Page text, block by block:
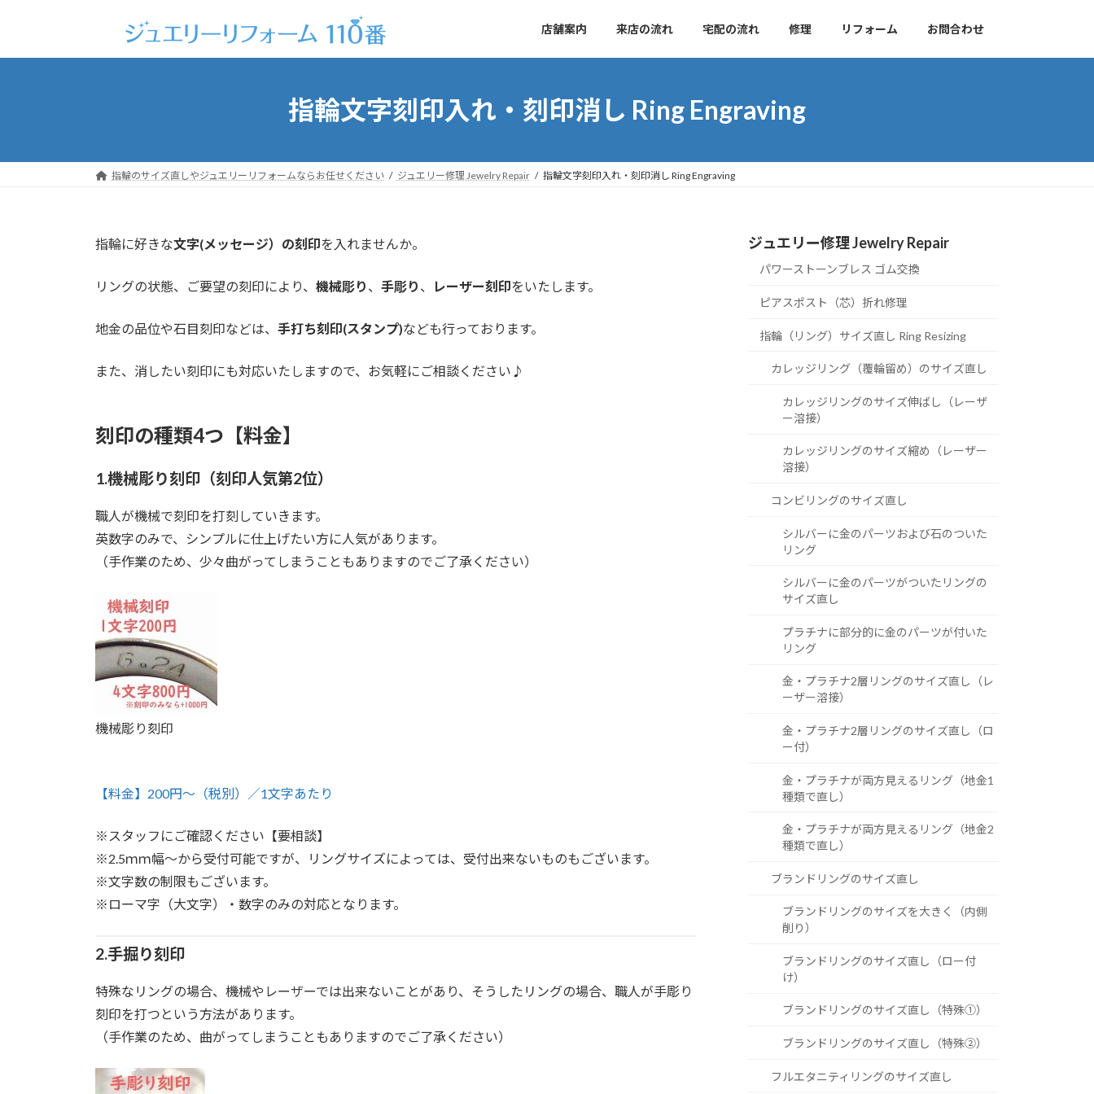
ッ
移
店舗案内 来店の流れ 宅配の流れ 修理 リフォーム お問合わせ
指輪文字刻印入れ・刻印消し Ring Engraving
指輪のサイズ直しやジュエリーリフォームならお任せください ジュエリー修理 Jewelry Repair 指輪文字刻印入れ・刻印消し Ring Engraving
指輪に好きな文字(メッセージ）の刻印を入れませんか。
リングの状態、ご要望の刻印により、 機械彫り 、 手彫り 、 レーザー刻印をいたします。
地金の品位や石目刻印などは、 手打ち刻印(スタンプ)なども行っております。
また、消したい刻印にも対応いたしますので、お気軽にご相談ください♪
刻印の種類4つ【料金】
1.機械彫り刻印（刻印人気第2位）
職人が機械で刻印を打刻していきます。
英数字のみで、シンプルに仕上げたい方に人気があります。
（手作業のため、少々曲がってしまうこともありますのでご了承ください）
機械彫り刻印
【料金】200円～（税別）／1文字あたり
※スタッフにご確認ください【要相談】
※2.5ｍｍ幅～から受付可能ですが、リングサイズによっては、受付出来ないものもございます。
※文字数の制限もございます。
※ローマ字（大文字）・数字のみの対応となります。
2.手掘り刻印
特殊なリングの場合、機械やレーザーでは出来ないことがあり、そうしたリングの場合、職人が手彫り
刻印を打つという方法があります。
（手作業のため、曲がってしまうこともありますのでご了承ください）
ジュエリー修理 Jewelry Repair
パワーストーンブレス ゴム交換
ピアスポスト（芯）折れ修理
指輪（リング）サイズ直し Ring Resizing
カレッジリング（覆輪留め）のサイズ直し
カレッジリングのサイズ伸ばし（レーザ
ー溶接）
カレッジリングのサイズ縮め（レーザー
溶接）
コンビリングのサイズ直し
シルバーに金のパーツおよび石のついた
リング
シルバーに金のパーツがついたリングの
サイズ直し
プラチナに部分的に金のパーツが付いた
リング
金・プラチナ2層リングのサイズ直し（レ
ーザー溶接）
金・プラチナ2層リングのサイズ直し（ロ
ー付）
金・プラチナが両方見えるリング（地金1
種類で直し）
金・プラチナが両方見えるリング（地金2
種類で直し）
ブランドリングのサイズ直し
ブランドリングのサイズを大きく（内側
削り）
ブランドリングのサイズ直し（ロー付
け）
ブランドリングのサイズ直し（特殊①）
ブランドリングのサイズ直し（特殊②）
フルエタニティリングのサイズ直し